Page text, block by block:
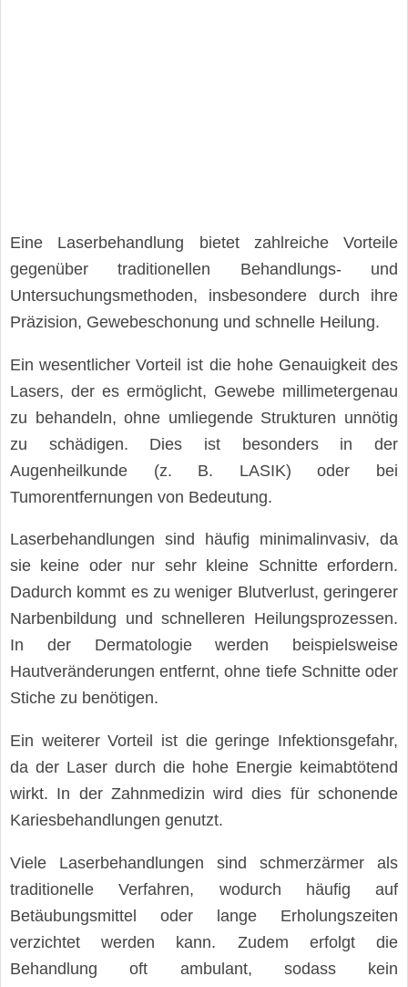
Eine Laserbehandlung bietet zahlreiche Vorteile
gegenüber traditionellen Behandlungs- und
Untersuchungsmethoden, insbesondere durch ihre
Präzision, Gewebeschonung und schnelle Heilung.
Ein wesentlicher Vorteil ist die hohe Genauigkeit des
Lasers, der es ermöglicht, Gewebe millimetergenau
zu behandeln, ohne umliegende Strukturen unnötig
zu schädigen. Dies ist besonders in der
Augenheilkunde (z. B. LASIK) oder bei
Tumorentfernungen von Bedeutung.
Laserbehandlungen sind häufig minimalinvasiv, da
sie keine oder nur sehr kleine Schnitte erfordern.
Dadurch kommt es zu weniger Blutverlust, geringerer
Narbenbildung und schnelleren Heilungsprozessen.
In der Dermatologie werden beispielsweise
Hautveränderungen entfernt, ohne tiefe Schnitte oder
Stiche zu benötigen.
Ein weiterer Vorteil ist die geringe Infektionsgefahr,
da der Laser durch die hohe Energie keimabtötend
wirkt. In der Zahnmedizin wird dies für schonende
Kariesbehandlungen genutzt.
Viele Laserbehandlungen sind schmerzärmer als
traditionelle Verfahren, wodurch häufig auf
Betäubungsmittel oder lange Erholungszeiten
verzichtet werden kann. Zudem erfolgt die
Behandlung oft ambulant, sodass kein